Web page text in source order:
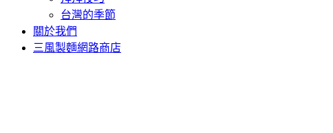
台灣的季節
關於我們
三風製麵網路商店